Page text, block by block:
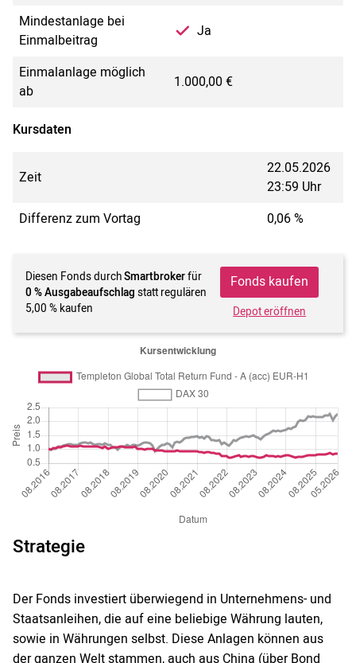
Mindestanlage bei
Einmalbeitrag
Ja
Einmalanlage möglich
ab
1.000,00 €
Kursdaten
Zeit
22.05.2026
23:59 Uhr
Differenz zum Vortag
0,06 %
Diesen Fonds durchSmartbrokerfür
0 % Ausgabeaufschlag statt regulären
5,00 % kaufen
Fonds kaufen
Depot eröffnen
Strategie
Der Fonds investiert überwiegend in Unternehmens- und
Staatsanleihen, die auf eine beliebige Währung lauten,
sowie in Währungen selbst. Diese Anlagen können aus